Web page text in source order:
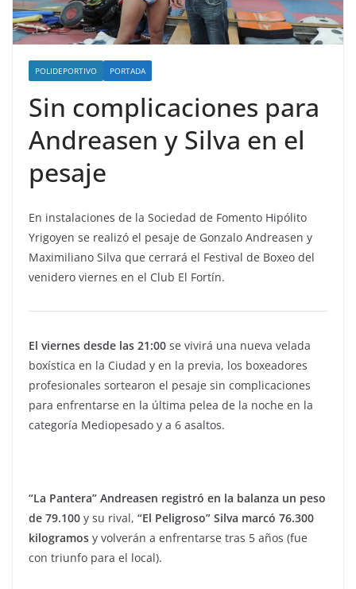
POLIDEPORTIVO PORTADA
Sin complicaciones para
Andreasen y Silva en el
pesaje
En instalaciones de la Sociedad de Fomento Hipólito
Yrigoyen se realizó el pesaje de Gonzalo Andreasen y
Maximiliano Silva que cerrará el Festival de Boxeo del
venidero viernes en el Club El Fortín.
El viernes desde las 21:00 se vivirá una nueva velada
boxística en la Ciudad y en la previa, los boxeadores
profesionales sortearon el pesaje sin complicaciones
para enfrentarse en la última pelea de la noche en la
categoría Mediopesado y a 6 asaltos.
“La Pantera” Andreasen registró en la balanza un peso
de 79.100 y su rival, “El Peligroso” Silva marcó 76.300
kilogramos y volverán a enfrentarse tras 5 años (fue
con triunfo para el local).